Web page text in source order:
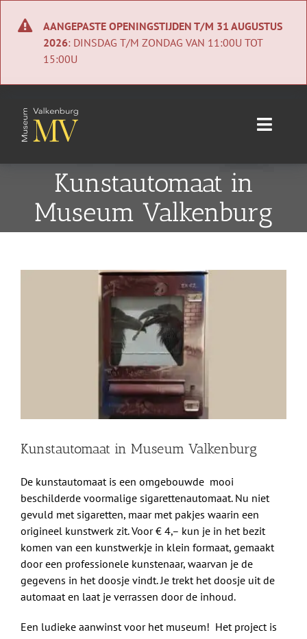
naar
AANGEPASTE OPENINGSTIJDEN T/M 31 AUGUSTUS
2026: DINSDAG T/M ZONDAG VAN 11:00U TOT
15:00U
Toggle
Home
Nieuws
Kunstautomaat in
Museum Valkenburg
Kunstautomaat in Museum Valkenburg
De kunstautomaat is een omgebouwde mooi
beschilderde voormalige sigarettenautomaat. Nu niet
gevuld met sigaretten, maar met pakjes waarin een
origineel kunstwerk zit. Voor € 4,– kun je in het bezit
komen van een kunstwerkje in klein formaat, gemaakt
door een professionele kunstenaar, waarvan je de
gegevens in het doosje vindt. Je trekt het doosje uit de
automaat en laat je verrassen door de inhoud.
Een ludieke aanwinst voor het museum! Het project is